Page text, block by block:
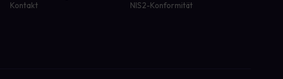
Kontakt
NIS2-Konformität